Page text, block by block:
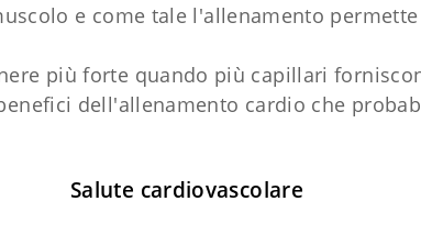
e come tale l'allenamento
più forte quando più capillari
dell'allenamento cardio che
Salute cardiovascolare